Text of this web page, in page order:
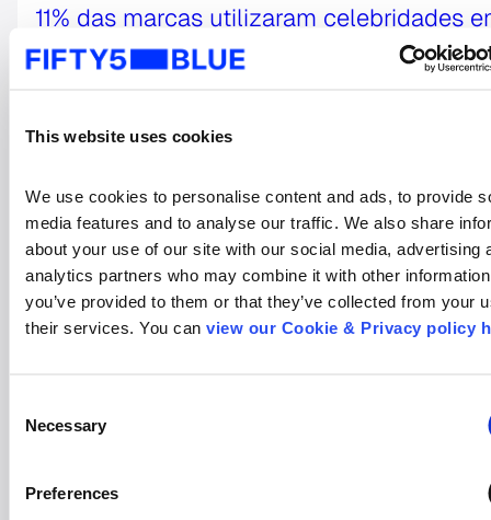
This website uses cookies
We use cookies to personalise content and ads, to provide
media features and to analyse our traffic. We also share
about your use of our site with our social media, advertising
analytics partners who may combine it with other
you’ve provided to them or that they’ve collected from your
their services. You can view our Cookie & Privacy policy
Selection
Necessary
Preferences
11% das marcas utilizaram celebridades
comerciais de janeiro a agosto deste ano
15 outubro, 2014
Search